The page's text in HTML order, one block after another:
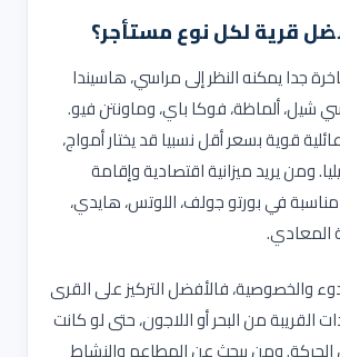
قرية لكل نوع مستأجر؟
جدا يمكنه النظر إلى مراسي، هاسيندا
شيل، ألماظة، فوكا باي، وماونتن فيو.
قوية بسعر أقل نسبيا قد يختار أمواج،
ومن يريد ميزانية اقتصادية وإقامة
في بورتو جولف، اللوتس، هايدي،
المعادي.
والخصوصية، فالأفضل التركيز على القرى
القريبة من البحر أو اللاجون، حتى لو كانت